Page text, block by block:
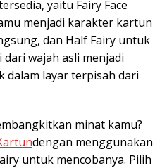
yaitu Fairy Face
menjadi karakter kartun
dan Half Fairy untuk
wajah asli menjadi
layar terpisah dari
minat kamu?
dengan menggunakan
untuk mencobanya. Pilih